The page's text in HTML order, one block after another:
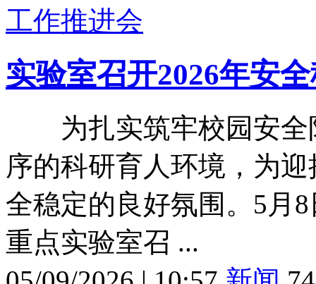
实验室召开2026年安
为扎实筑牢校园安全
序的科研育人环境，为
全稳定的良好氛围。5月
重点实验室召 ...